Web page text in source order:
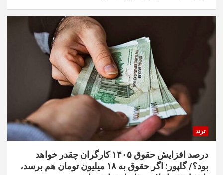
ترند
درصد افزایش حقوق ۱۴۰۵ کارگران چقدر خواهد
بود؟/ گلپور: اگر حقوق به ۱۸ میلیون تومان هم برسد،